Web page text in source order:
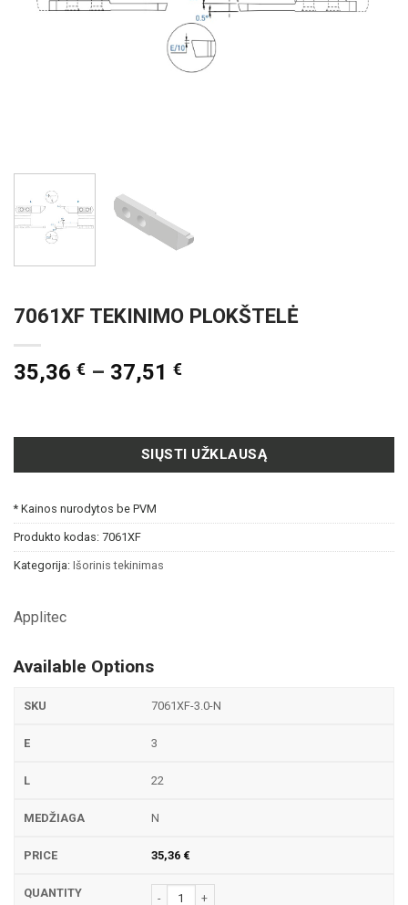
7061XF TEKINIMO PLOKŠTELĖ
35,36 € – 37,51 €
SIŲSTI UŽKLAUSĄ
* Kainos nurodytos be PVM
Produkto kodas: 7061XF
Kategorija: Išorinis tekinimas
Applitec
Available Options
7061XF-3.0-N
3
22
N
35,36 €
produkto kiekis: 7061XF TEKINIMO PLOKŠTELĖ